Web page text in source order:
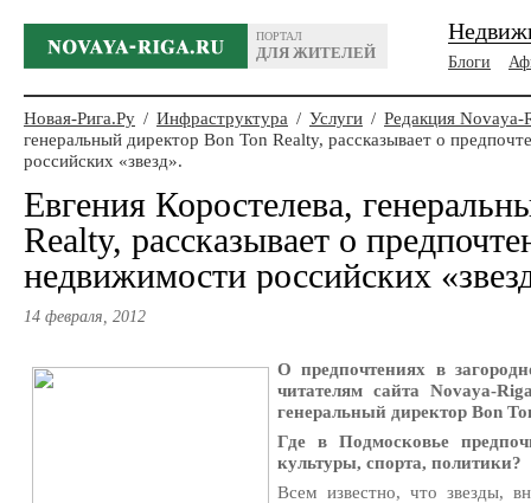
ПОРТАЛ
ДЛЯ ЖИТЕЛЕЙ
Блоги
Новая-Рига.Ру / Инфраструктура / Услуги / Редакция Novaya-
генеральный директор Bon Ton Realty, рассказывает о
российских «звезд».
Евгения Коростелева,
Realty, рассказывает о
недвижимости российских
14 февраля, 2012
О предпочтениях в
читателям сайта Novaya-
генеральный директор Bon
Где в Подмосковье
культуры, спорта, политики?
Всем известно, что звезды,